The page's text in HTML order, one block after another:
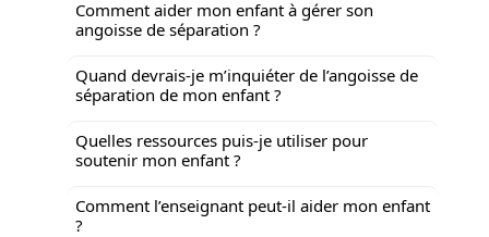
Comment aider mon enfant à gérer son
angoisse de séparation ?
Quand devrais-je m’inquiéter de l’angoisse de
séparation de mon enfant ?
Quelles ressources puis-je utiliser pour
soutenir mon enfant ?
Comment l’enseignant peut-il aider mon enfant
?